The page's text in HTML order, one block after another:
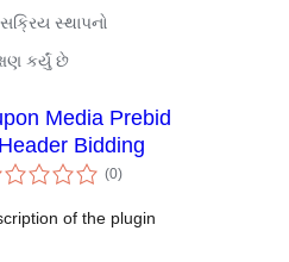
સ્થાપનો
કર્યું છે
Media Prebid
Bidding
(0કુલ
રેટિંગ્સ
)
of the plugin